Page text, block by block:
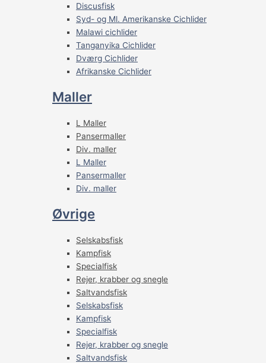
Discusfisk
Syd- og Ml. Amerikanske Cichlider
Malawi cichlider
Tanganyika Cichlider
Dværg Cichlider
Afrikanske Cichlider
Maller
L Maller
Pansermaller
Div. maller
L Maller
Pansermaller
Div. maller
Øvrige
Selskabsfisk
Kampfisk
Specialfisk
Rejer, krabber og snegle
Saltvandsfisk
Selskabsfisk
Kampfisk
Specialfisk
Rejer, krabber og snegle
Saltvandsfisk